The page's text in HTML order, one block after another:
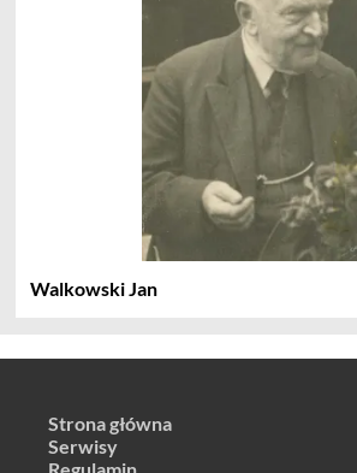
Walkowski Jan
Strona główna
Serwisy
Regulamin